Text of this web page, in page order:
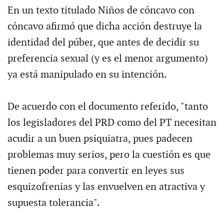
En un texto titulado Niños de cóncavo con
cóncavo afirmó que dicha acción destruye la
identidad del púber, que antes de decidir su
preferencia sexual (y es el menor argumento)
ya está manipulado en su intención.
De acuerdo con el documento referido, "tanto
los legisladores del PRD como del PT necesitan
acudir a un buen psiquiatra, pues padecen
problemas muy serios, pero la cuestión es que
tienen poder para convertir en leyes sus
esquizofrenias y las envuelven en atractiva y
supuesta tolerancia".